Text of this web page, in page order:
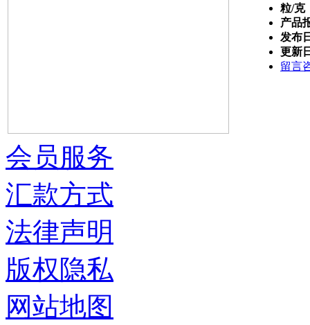
粒/克
产品
发布
更新
留言
会员服务
汇款方式
法律声明
版权隐私
网站地图